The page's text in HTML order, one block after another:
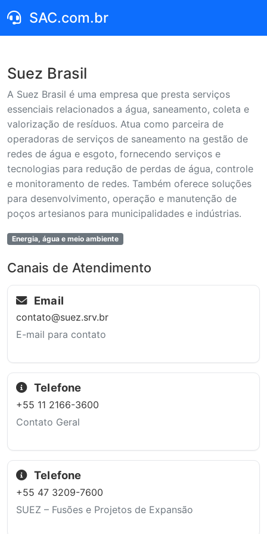
SAC.com.br
Suez Brasil
A Suez Brasil é uma empresa que presta serviços
essenciais relacionados a água, saneamento, coleta e
valorização de resíduos. Atua como parceira de
operadoras de serviços de saneamento na gestão de
redes de água e esgoto, fornecendo serviços e
tecnologias para redução de perdas de água, controle
e monitoramento de redes. Também oferece soluções
para desenvolvimento, operação e manutenção de
poços artesianos para municipalidades e indústrias.
Energia, água e meio ambiente
Canais de Atendimento
Email
contato@suez.srv.br
E-mail para contato
Telefone
+55 11 2166-3600
Contato Geral
Telefone
+55 47 3209-7600
SUEZ – Fusões e Projetos de Expansão